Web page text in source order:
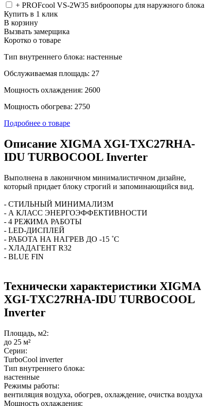
+ PROFcool VS-2W35 виброопоры для наружного блока
Купить в 1 клик
В корзину
Вызвать замерщика
Коротко о товаре
Тип внутреннего блока: настенные
Обслуживаемая площадь: 27
Мощность охлаждения: 2600
Мощность обогрева: 2750
Подробнее о товаре
Описание XIGMA XGI-TXC27RHA-
IDU TURBOCOOL Inverter
Выполнена в лаконичном минималистичном дизайне,
который придает блоку строгий и запоминающийся вид.
- СТИЛЬНЫЙ МИНИМАЛИЗМ
- А КЛАСС ЭНЕРГОЭФФЕКТИВНОСТИ
- 4 РЕЖИМА РАБОТЫ
- LED-ДИСПЛЕЙ
- РАБОТА НА НАГРЕВ ДО -15 ˚С
- ХЛАДАГЕНТ R32
- BLUE FIN
Технически характеристики XIGMA
XGI-TXC27RHA-IDU TURBOCOOL
Inverter
Площадь, м2:
до 25 м²
Серии:
TurboCool inverter
Тип внутреннего блока:
настенные
Режимы работы:
вентиляция воздуха, обогрев, охлаждение, очистка воздуха
Мощность охлаждения: